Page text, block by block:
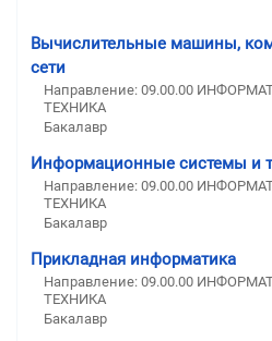
Вычислительные машины,
сети
Направление: 09.00.00
ТЕХНИКА
Бакалавр
Информационные системы и
Направление: 09.00.00
ТЕХНИКА
Бакалавр
Прикладная информатика
Направление: 09.00.00
ТЕХНИКА
Бакалавр